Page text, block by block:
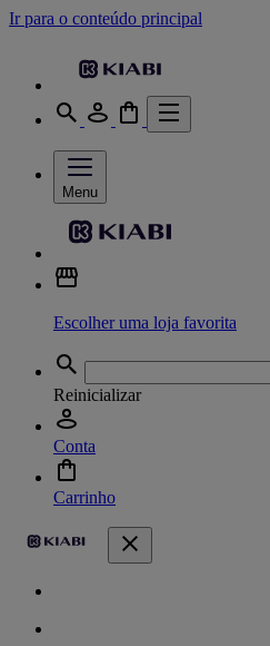
Ir para o conteúdo principal
Menu
Escolher uma loja favorita
Reinicializar
Conta
Carrinho